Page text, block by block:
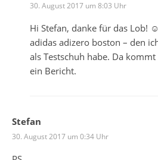
30. August 2017 um 8:03 Uhr
Hi Stefan, danke für das Lob!
adidas adizero boston – den
als Testschuh habe. Da
ein Bericht.
Stefan
30. August 2017 um 0:34 Uhr